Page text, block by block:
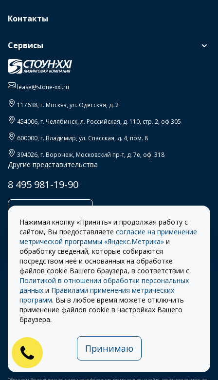
Контакты
Сервисы
lease@stone-xxi.ru
117638, г. Москва,ул. Одесская, д. 2
454006, г. Челябинск,л. Российская, д. 110, стр. 2, оф 305
600000, г. Владимир,ул. Спасская, д. 4, пом. 8
394026, г. Воронеж,Московский пр-т, д. 7е, оф. 318
Другие представительства
8 495 981-19-90
© 2026 «СТОУН-XXI»
Разработка сайта –
ITECH
Правила
использования cookie
Правила пользования
сайтом
Политика
конфиденциальности
Публичная оферта на
использование ПЭП
Нажимая кнопку «Принять» и продолжая работу с
сайтом, Вы предоставляете согласие на применение
метрической программы «Яндекс.Метрика» и
обработку сведений, которые собираются
посредством неё и основанных на обработке
файлов cookie Вашего браузера, в соответствии с
Политикой в отношении обработки персональных
данных и Правилами применения метрических
программ. Вы в любое время можете отключить
применение файлов cookie в настройках Вашего
браузера.
Принимаю